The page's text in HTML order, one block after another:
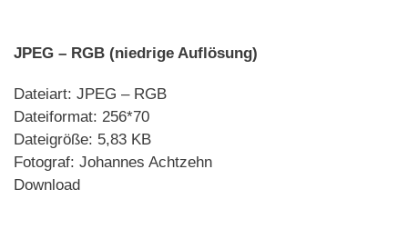
JPEG – RGB (niedrige Auflösung)
Dateiart: JPEG – RGB
Dateiformat: 256*70
Dateigröße: 5,83 KB
Fotograf: Johannes Achtzehn
Download